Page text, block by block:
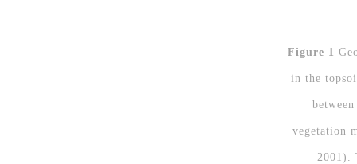
Figure 1
in the
vegetation
2001).